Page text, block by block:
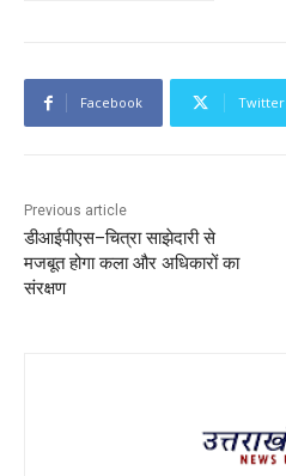
Facebook Twitter
Previous article
डीआईपीएस–चित्रा साझेदारी से
मजबूत होगा कला और अधिकारों का
संरक्षण